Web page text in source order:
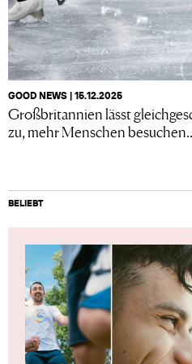
GOOD NEWS | 15.12.2025
Großbritannien lässt
zu, mehr Menschen
BELIEBT